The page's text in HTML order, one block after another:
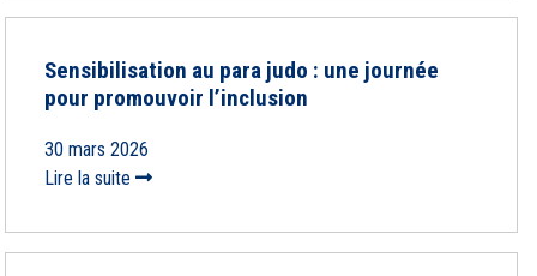
Sensibilisation au para judo : une journée
pour promouvoir l’inclusion
30 mars 2026
Lire la suite